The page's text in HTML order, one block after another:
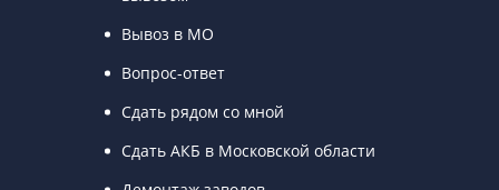
Вывоз в МО
Вопрос-ответ
Сдать рядом со мной
Сдать АКБ в Московской области